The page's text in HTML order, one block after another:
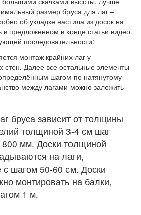
размер бруса для лаг –
об укладке настила из досок на
предложенном в конце статьи видео.
последовательности:
монтаж крайних лаг у
стен. Далее все остальные элементы
шагом по натянутому
между лагами можно заложить
бруса зависит от толщины
толщиной 3-4 см шаг
800 мм. Доски толщиной
на лаги,
с шагом 50-60 см. Доски
монтировать на балки,
1 м.